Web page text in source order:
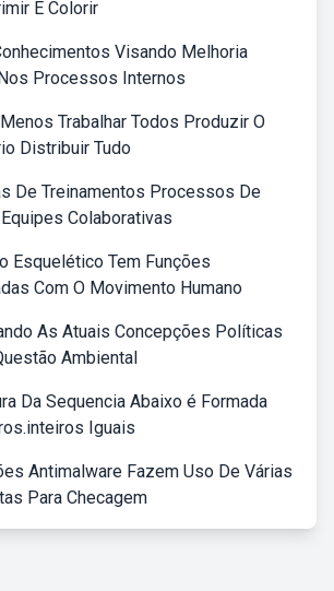
E Colorir
Visando Melhoria
Processos Internos
Trabalhar Todos Produzir O
Distribuir Tudo
De Treinamentos Processos De
Colaborativas
Esquelético Tem Funções
Com O Movimento Humano
As Atuais Concepções Políticas
Ambiental
Da Sequencia Abaixo é Formada
Iguais
Antimalware Fazem Uso De Várias
Para Checagem